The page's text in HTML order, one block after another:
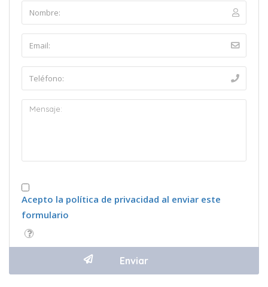
Acepto la política de privacidad al enviar este
formulario